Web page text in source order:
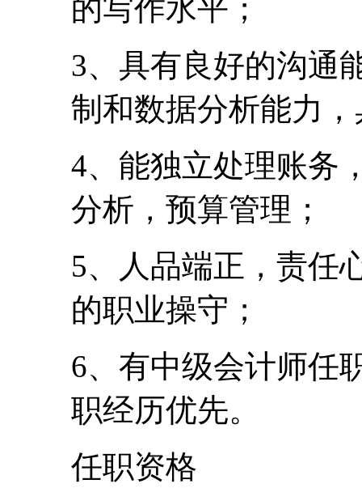
的写作水平；
3、具有良好的沟通
制和数据分析能力
4、能独立处理账务
分析，预算管理；
5、人品端正，责任
的职业操守；
6、有中级会计师任
职经历优先。
任职资格